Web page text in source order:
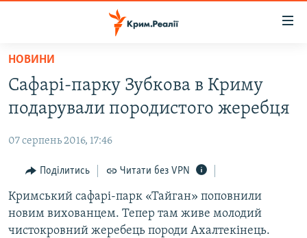
Перейти
основного
матеріалу
Перейти
до
навігації
Перейти
до
пошуку
НОВИНИ
ВОДА.КРИМ
ВІДЕО ТА ФОТО
ПОЛІТИКА
БЛОГИ
ПОГЛЯД
ІНТЕРВ'Ю
НОВИНИ
Сафарі-парку Зубкова в Криму
подарували породистого жеребця
07 серпень 2016, 17:46
Поділитись Читати без VPN
Кримський сафарі-парк «Тайган» поповнили
новим вихованцем. Тепер там живе молодий
чистокровний жеребець породи Ахалтекінець.